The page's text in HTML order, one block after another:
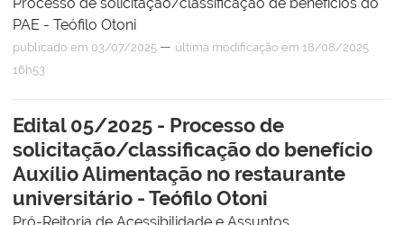
Processo de solicitação/classificação de benefícios do
PAE - Teófilo Otoni
publicado em 03/07/2025 — última modificação em 18/08/2025
16h53
Edital 05/2025 - Processo de
solicitação/classificação do benefício
Auxílio Alimentação no restaurante
universitário - Teófilo Otoni